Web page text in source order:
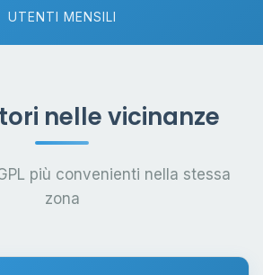
UTENTI MENSILI
nelle vicinanze
più convenienti nella stessa
zona